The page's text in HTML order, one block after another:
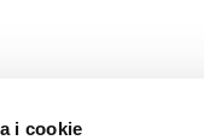
i cookie